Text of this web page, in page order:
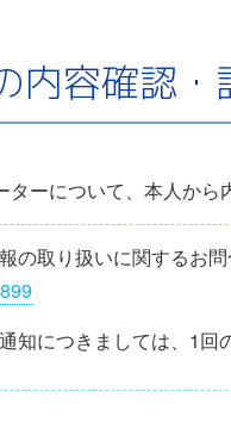
内容確認・
ターについて、本人か
の取り扱いに関するお
知につきましては、1